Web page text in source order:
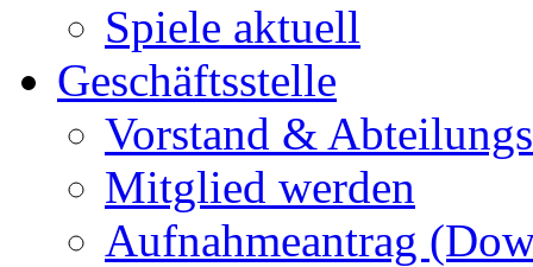
Spiele aktuell
Geschäftsstelle
Vorstand &
Mitglied werden
Aufnahmeantrag